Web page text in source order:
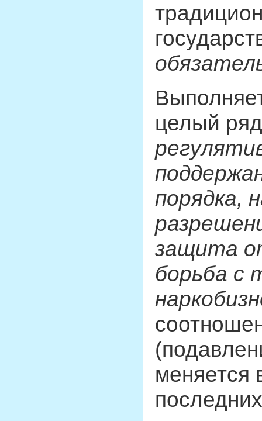
целый
порядка,
защита
борьба с
меняется